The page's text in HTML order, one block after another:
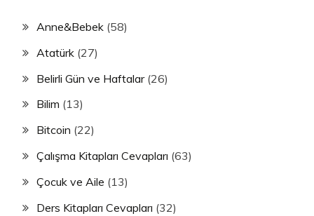
Anne&Bebek (58)
Atatürk (27)
Belirli Gün ve Haftalar(26)
Bilim (13)
Bitcoin (22)
Çalışma Kitapları Cevapları (63)
Çocuk ve Aile (13)
Ders Kitapları Cevapları (32)